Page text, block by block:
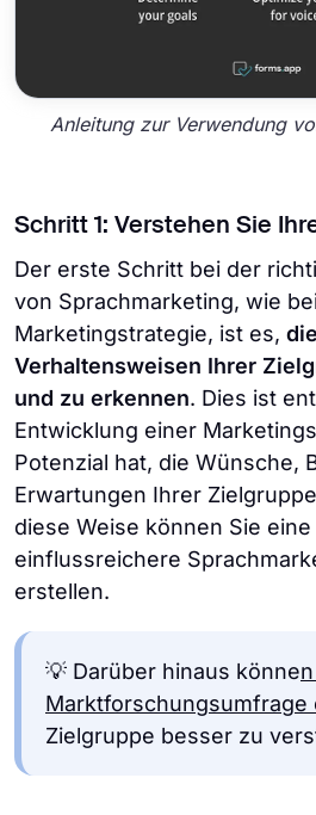
Anleitung zur Verwendung
Schritt 1: Verstehen Sie
Der erste Schritt bei der
von Sprachmarketing, wie
Marketingstrategie, ist es,
Verhaltensweisen Ihrer
und zu erkennen. Dies ist
Entwicklung einer
Potenzial hat, die Wünsche,
Erwartungen Ihrer
diese Weise können Sie
einflussreichere
erstellen.
💡 Darüber hinaus könne
Marktforschungsumfrage
Zielgruppe besser zu